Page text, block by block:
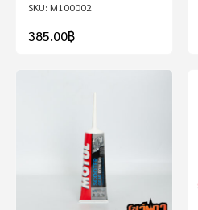
M100002
385.00฿